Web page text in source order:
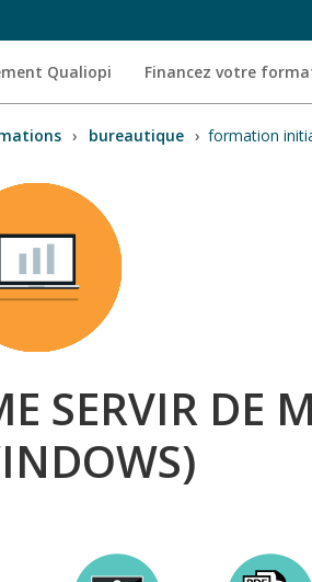
Qualiopi Financez votre
› bureautique › formation
SERVIR DE